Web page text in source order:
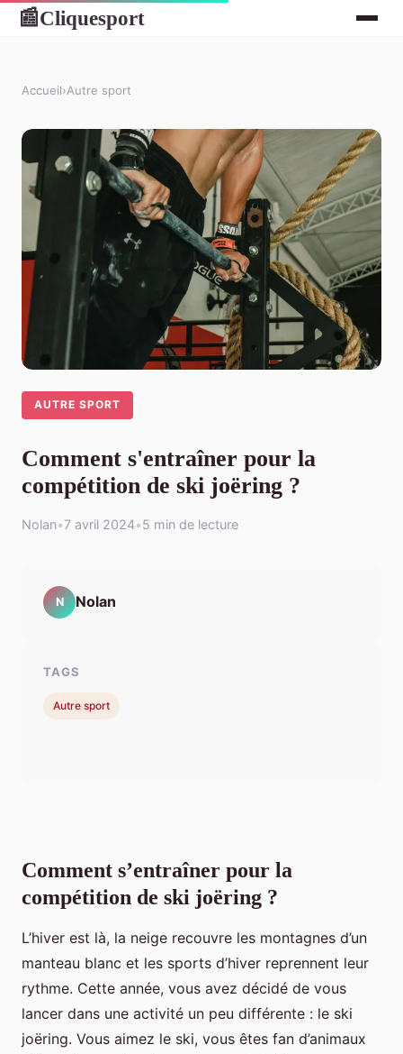
📰Cliquesport
Accueil›Autre sport
AUTRE SPORT
Comment s'entraîner pour la
compétition de ski joëring ?
Nolan•7 avril 2024•5 min de lecture
Comment s’entraîner pour la
compétition de ski joëring ?
L’hiver est là, la neige recouvre les montagnes d’un
manteau blanc et les sports d’hiver reprennent leur
rythme. Cette année, vous avez décidé de vous
lancer dans une activité un peu différente : le ski
joëring. Vous aimez le ski, vous êtes fan d’animaux
N Nolan
TAGS
Autre sport